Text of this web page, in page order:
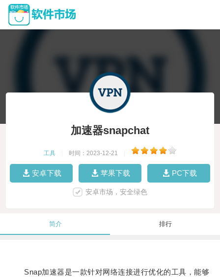
加速器snapchat
工具 时间：2023-12-21
安卓下载 苹果下载 PC下载
安卓市场，安全绿色
简介 排行
Snap加速器是一款针对网络连接进行优化的工具，能够